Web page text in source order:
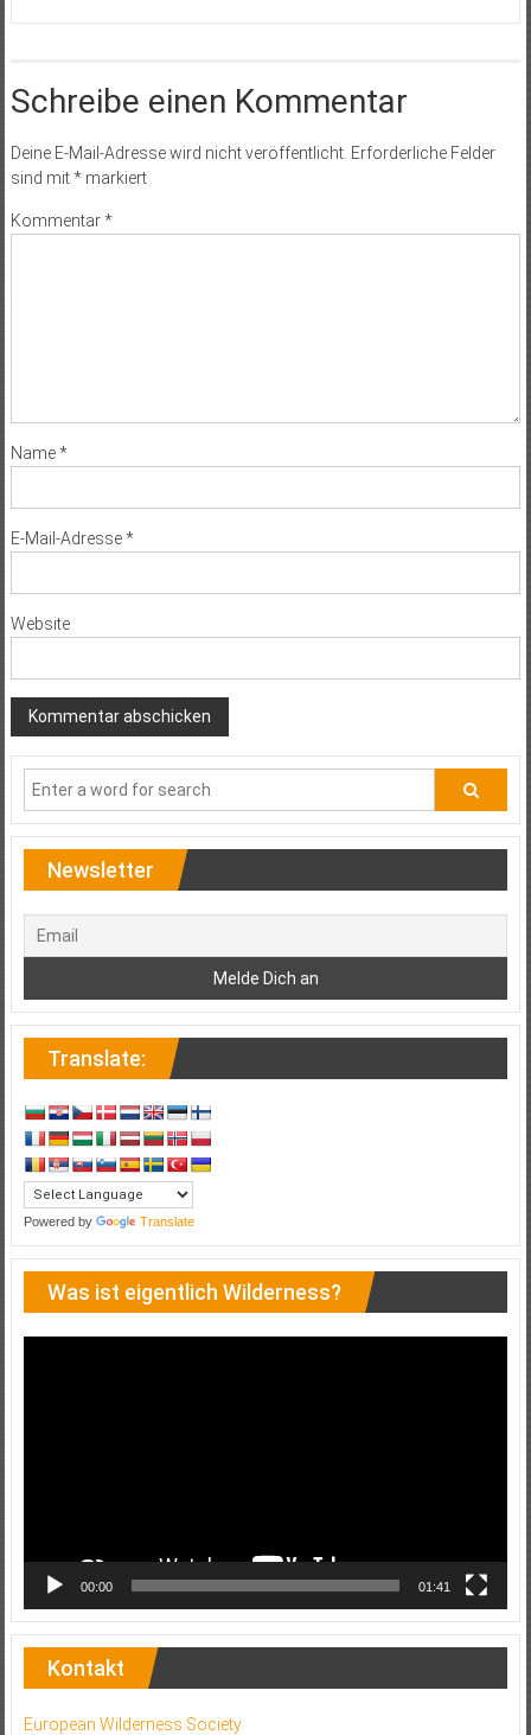
Schreibe einen Kommentar
Deine E-Mail-Adresse wird nicht veröffentlicht. Erforderliche Felder
sind mit*markiert
Kommentar*
Name*
E-Mail-Adresse*
Website
Newsletter
Translate:
Powered by Translate
Was ist eigentlich Wilderness?
00:00 01:41
Kontakt
European Wilderness Society